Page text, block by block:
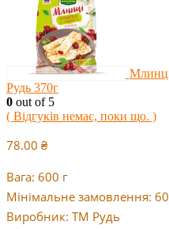
Рудь 370г
0 out of 5
( Відгуків немає, поки що. )
78.00 ₴
Вага: 600 г
Мінімальне замовлення:
Виробник: ТМ Рудь